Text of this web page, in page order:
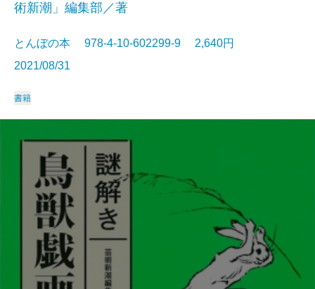
術新潮」編集部／著
とんぼの本 978-4-10-602299-9 2,640円
2021/08/31
書籍